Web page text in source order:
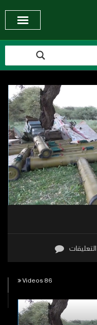
86 Videos